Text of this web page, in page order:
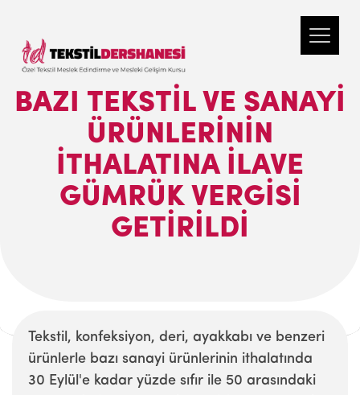
BAZI TEKSTIL VE SANAYI
ÜRÜNLERININ
ITHALATINA ILAVE
GÜMRÜK VERGISI
GETIRILDI
Tekstil, konfeksiyon, deri, ayakkabı ve benzeri
ürünlerle bazı sanayi ürünlerinin ithalatında
30 Eylül'e kadar yüzde sıfır ile 50 arasındaki